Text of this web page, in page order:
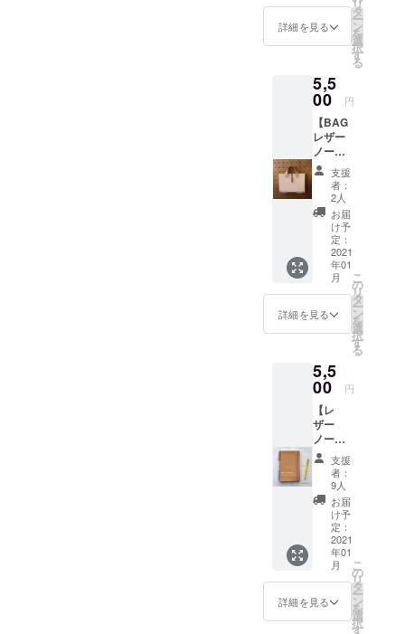
ル）を
記入さ
メモ帳
の表紙
は、本
牛革
（日本
産天然
皮革の
姫路レ
ザー）
です。
革は、
使い込
むほど
に味わ
いとツ
ヤが増
してい
は、上
下５穴
で綴じ
ていま
すので
スマホ
のよう
に片手
で持て
ます。
留め具
付きな
ので
バック
の中で
バラし
ませ
１冊】
①ホッ
ク付き
の革表
ト（B６
サイ
ズ・ナ
チュラ
ル） ②
こども
達へ
ノート
を１冊
お贈り
しま
す。 こ
ども達
へ贈る
ノート
には、
ご支援
前（イ
ニシャ
ル）を
記入さ
せて頂
きま
す。 ①
表紙
は、本
牛革
（日本
産天然
皮革の
姫路レ
ザー、
ナチュ
ラル）
詳細を見る
リ
タ
ー
ン
を
選
択
す
る
5,5
00 円
【BAG
レザー
ノート
（B６サ
イズ）
とお礼
のメッ
セージ
＋こど
も達へ
のノー
ト１
冊】
①BAG
レザー
ノート
イズ）
色、ナ
チュラ
ルとお
礼の
メッ
セージ
②こど
も達へ
ノート
を１冊
お贈り
しま
す。 こ
ども達
へ贈る
ノート
支援
者：
2人
お届
け予
定：
2021
年01
月
詳細を見る
こ
の
リ
タ
ー
ン
を
選
択
す
る
5,5
00 円
【レ
ザー
ノート
（B６サ
イズ）
とお礼
のメッ
セージ
＋こど
も達へ
ノート
１冊】
①レ
ザー
ノート
（B6サ
支援
者：
9人
お届
け予
定：
2021
年01
月
詳細を見る
こ
の
リ
タ
ー
ン
を
選
択
す